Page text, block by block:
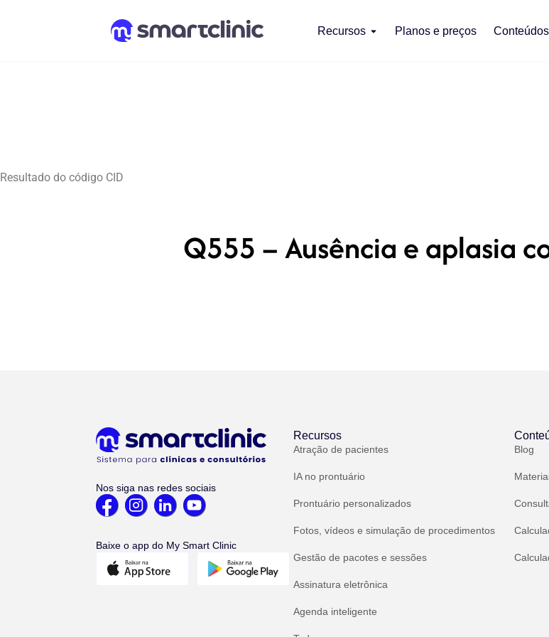
Recursos Planos e preços Conteúdos
Resultado do código CID
Q555 – Ausência e aplasia
Nos siga nas redes sociais
Baixe o app do My Smart Clinic
Recursos
Atração de pacientes
IA no prontuário
Prontuário personalizados
Fotos, vídeos e simulação de procedimentos
Gestão de pacotes e sessões
Assinatura eletrônica
Agenda inteligente
Blog